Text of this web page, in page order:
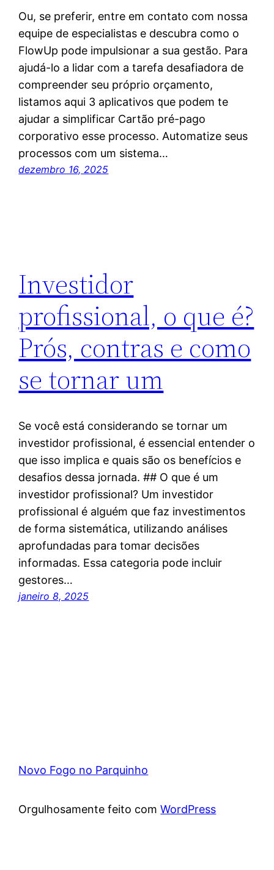
Ou, se preferir, entre em contato com nossa
equipe de especialistas e descubra como o
FlowUp pode impulsionar a sua gestão. Para
ajudá-lo a lidar com a tarefa desafiadora de
compreender seu próprio orçamento,
listamos aqui 3 aplicativos que podem te
ajudar a simplificar Cartão pré-pago
corporativo esse processo. Automatize seus
processos com um sistema…
dezembro 16, 2025
Investidor
profissional, o que é?
Prós, contras e como
se tornar um
Se você está considerando se tornar um
investidor profissional, é essencial entender o
que isso implica e quais são os benefícios e
desafios dessa jornada. ## O que é um
investidor profissional? Um investidor
profissional é alguém que faz investimentos
de forma sistemática, utilizando análises
aprofundadas para tomar decisões
informadas. Essa categoria pode incluir
gestores…
janeiro 8, 2025
Novo Fogo no Parquinho
Orgulhosamente feito comWordPress